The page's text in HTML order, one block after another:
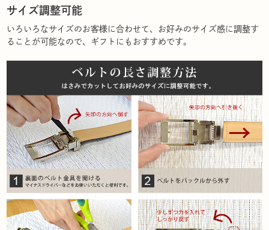
サイズ調整可能
いろいろなサイズのお客様に合わせて、お好みのサイズ感に調整す
ることが可能なので、ギフトにもおすすめです。